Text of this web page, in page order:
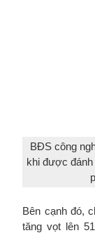
BĐS công
khi được
Bên cạnh đó,
tăng vọt lên